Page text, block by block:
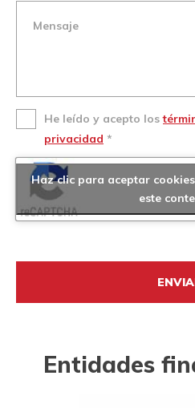
He leído y acepto los
privacidad *
Haz clic para aceptar
este
Entidades